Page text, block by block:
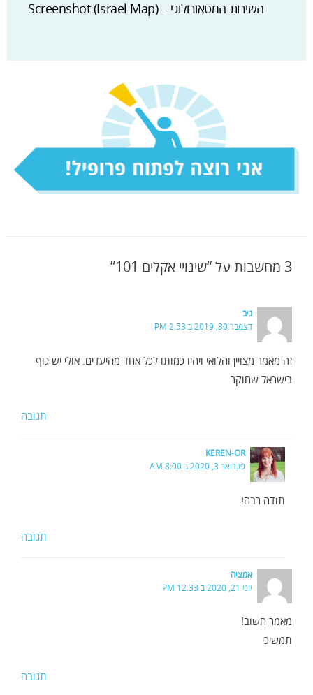
Screenshot (Israel Map) – השירות המטאורולוגי
3 מחשבות על “שינויי אקלים 101”
ניב
דצמבר 30, 2019 ב 2:53 PM
זה מאמר מצויין והלואי ויהיו כמותו לכל אחד מהיעדים. אולי יש גוף
בישראל שחוקר
תגובה
KEREN-OR
פברואר 3, 2020 ב 8:00 AM
תודה רבה!
תגובה
אמציה
יוני 21, 2020 ב 12:33 PM
מאמר חשוב!
תמשיכי
תגובה